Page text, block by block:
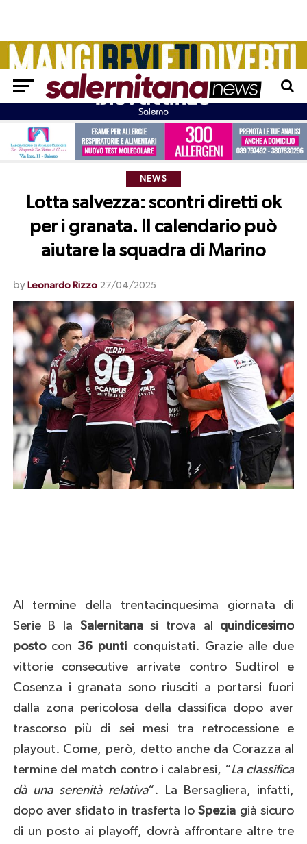
NEWS
Lotta salvezza: scontri diretti ok
per i granata. Il calendario può
aiutare la squadra di Marino
by Leonardo Rizzo 27/04/2025
Al termine della trentacinquesima giornata di
Serie B la Salernitanasi trova al quindicesimo
postocon 36 punti conquistati. Grazie alle due
vittorie consecutive arrivate contro Sudtirol e
Cosenza i granata sono riusciti a portarsi fuori
dalla zona pericolosa della classifica dopo aver
trascorso più di sei mesi tra retrocessione e
playout. Come, però, detto anche da Corazza al
termine del match contro i calabresi, “La classifica
dà una serenità relativa“. La Bersagliera, infatti,
dopo aver sfidato in trasferta loSpezia già sicuro
di un posto ai playoff, dovrà affrontare altre tre